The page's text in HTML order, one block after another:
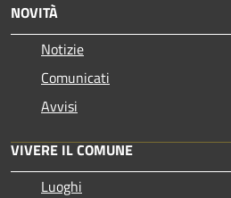
NOVITÀ
Notizie
Comunicati
Avvisi
VIVERE IL COMUNE
Luoghi